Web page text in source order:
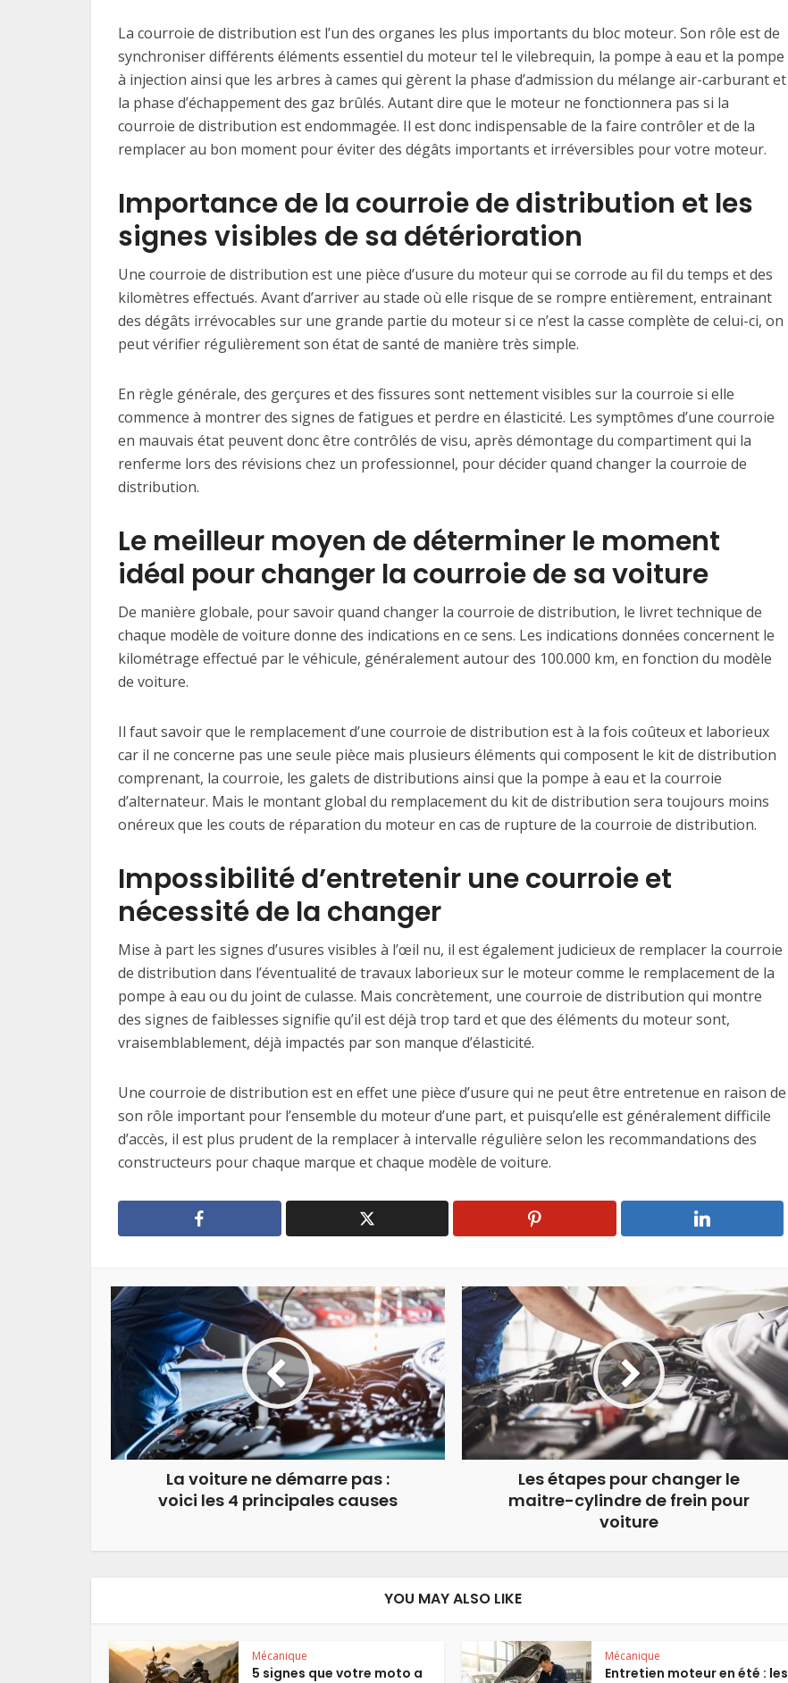
La courroie de distribution est l’un des organes les plus importants du bloc moteur. Son rôle est de
synchroniser différents éléments essentiel du moteur tel le vilebrequin, la pompe à eau et la pompe
à injection ainsi que les arbres à cames qui gèrent la phase d’admission du mélange air-carburant et
la phase d’échappement des gaz brûlés. Autant dire que le moteur ne fonctionnera pas si la
courroie de distribution est endommagée. Il est donc indispensable de la faire contrôler et de la
remplacer au bon moment pour éviter des dégâts importants et irréversibles pour votre moteur.
Importance de la courroie de distribution et les
signes visibles de sa détérioration
Une courroie de distribution est une pièce d’usure du moteur qui se corrode au fil du temps et des
kilomètres effectués. Avant d’arriver au stade où elle risque de se rompre entièrement, entrainant
des dégâts irrévocables sur une grande partie du moteur si ce n’est la casse complète de celui-ci, on
peut vérifier régulièrement son état de santé de manière très simple.
En règle générale, des gerçures et des fissures sont nettement visibles sur la courroie si elle
commence à montrer des signes de fatigues et perdre en élasticité. Les symptômes d’une courroie
en mauvais état peuvent donc être contrôlés de visu, après démontage du compartiment qui la
renferme lors des révisions chez un professionnel, pour décider quand changer la courroie de
distribution.
Le meilleur moyen de déterminer le moment
idéal pour changer la courroie de sa voiture
De manière globale, pour savoir quand changer la courroie de distribution, le livret technique de
chaque modèle de voiture donne des indications en ce sens. Les indications données concernent le
kilométrage effectué par le véhicule, généralement autour des 100.000 km, en fonction du modèle
de voiture.
Il faut savoir que le remplacement d’une courroie de distribution est à la fois coûteux et laborieux
car il ne concerne pas une seule pièce mais plusieurs éléments qui composent le kit de distribution
comprenant, la courroie, les galets de distributions ainsi que la pompe à eau et la courroie
d’alternateur. Mais le montant global du remplacement du kit de distribution sera toujours moins
onéreux que les couts de réparation du moteur en cas de rupture de la courroie de distribution.
Impossibilité d’entretenir une courroie et
nécessité de la changer
Mise à part les signes d’usures visibles à l’œil nu, il est également judicieux de remplacer la courroie
de distribution dans l’éventualité de travaux laborieux sur le moteur comme le remplacement de la
pompe à eau ou du joint de culasse. Mais concrètement, une courroie de distribution qui montre
des signes de faiblesses signifie qu’il est déjà trop tard et que des éléments du moteur sont,
vraisemblablement, déjà impactés par son manque d’élasticité.
Une courroie de distribution est en effet une pièce d’usure qui ne peut être entretenue en raison de
son rôle important pour l’ensemble du moteur d’une part, et puisqu’elle est généralement difficile
d’accès, il est plus prudent de la remplacer à intervalle régulière selon les recommandations des
constructeurs pour chaque marque et chaque modèle de voiture.
La voiture ne démarre pas :
voici les 4 principales causes
Les étapes pour changer le
maitre-cylindre de frein pour
voiture
YOU MAY ALSO LIKE
Mécanique
5 signes que votre moto a
Mécanique
Entretien moteur en été : les